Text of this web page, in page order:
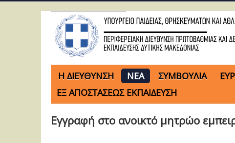
H ΔΙΕΥΘΥΝΣΗ ΝΕΑ ΣΥΜΒΟΥΛΙΑ
ΕΞ ΑΠΟΣΤΑΣΕΩΣ ΕΚΠΑΙΔΕΥΣΗ
Eγγραφή στο ανοικτό μητρώο